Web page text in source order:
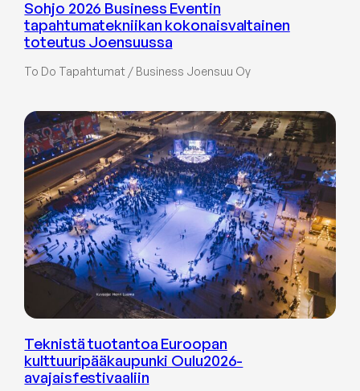
Sohjo 2026 Business Eventin
tapahtumatekniikan kokonaisvaltainen
toteutus Joensuussa
To Do Tapahtumat / Business Joensuu Oy
Teknistä tuotantoa Euroopan
kulttuuripääkaupunki Oulu2026-
avajaisfestivaaliin